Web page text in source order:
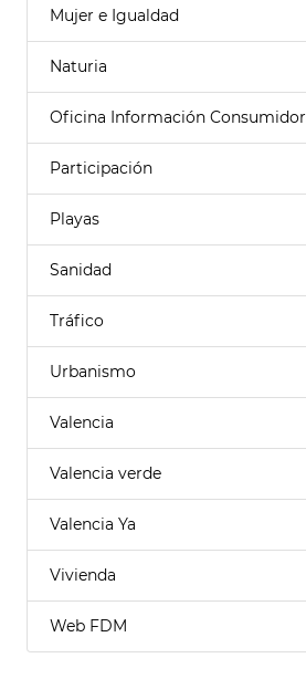
Mujer e Igualdad
Naturia
Oficina Información Consumidor
Participación
Playas
Sanidad
Tráfico
Urbanismo
Valencia
Valencia verde
Valencia Ya
Vivienda
Web FDM